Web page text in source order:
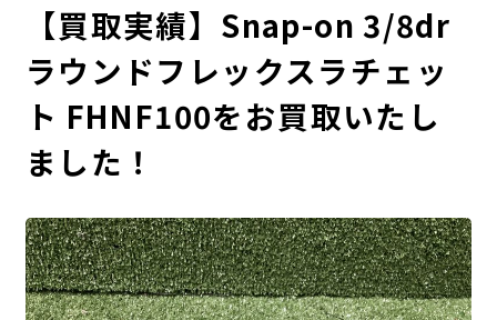
【買取実績】Snap-on 3/8dr
ラウンドフレックスラチェッ
ト FHNF100をお買取いたし
ました！